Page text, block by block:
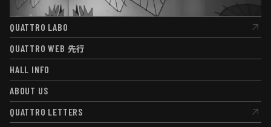
QUATTRO LABO
QUATTRO LABO
QUATTRO WEB 先行
QUATTRO WEB先行
HALL INFO
HALL INFO
ABOUT US
ABOUT US
QUATTRO LETTERS
QUATTRO LETTERS